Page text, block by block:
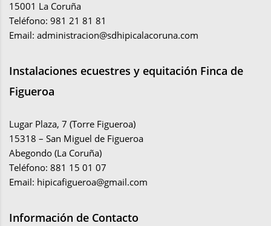
15001 La Coruña
Teléfono: 981 21 81 81
Email: administracion@sdhipicalacoruna.com
Instalaciones ecuestres y equitación Finca de
Figueroa
Lugar Plaza, 7 (Torre Figueroa)
15318 – San Miguel de Figueroa
Abegondo (La Coruña)
Teléfono: 881 15 01 07
Email: hipicafigueroa@gmail.com
Información de Contacto